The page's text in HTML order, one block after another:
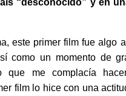
“desconocido” y en
este primer film fue algo
un momento de
que me complacía
film lo hice con una